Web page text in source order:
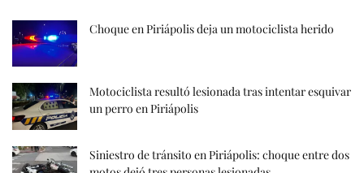
Choque en Piriápolis deja un motociclista herido
Motociclista resultó lesionada tras intentar esquivar
un perro en Piriápolis
Siniestro de tránsito en Piriápolis: choque entre dos